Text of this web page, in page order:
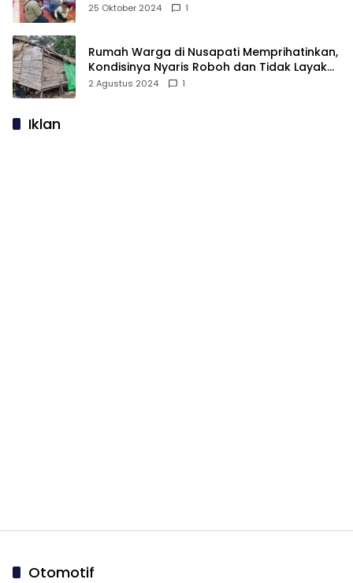
25 Oktober 2024 1
Rumah Warga di Nusapati Memprihatinkan,
Kondisinya Nyaris Roboh dan Tidak Layak
Huni
2 Agustus 2024 1
Iklan
Otomotif